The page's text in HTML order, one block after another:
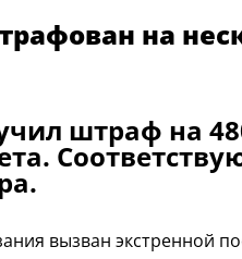
на
штраф на
вызван экстренной